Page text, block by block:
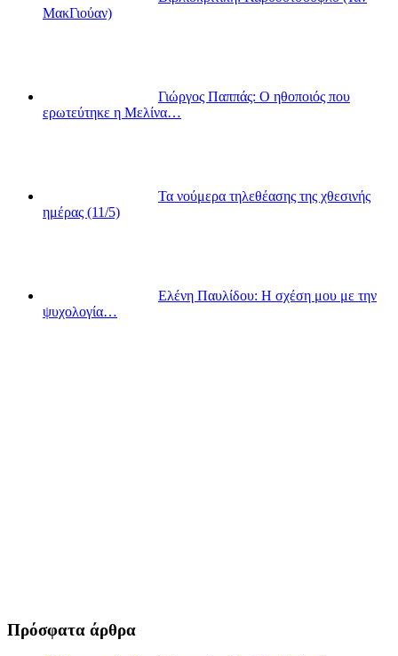
ΜακΓιούαν)
Γιώργος Παππάς: Ο ηθοποιός που
ερωτεύτηκε η Μελίνα…
Τα νούμερα τηλεθέασης της χθεσινής
ημέρας (11/5)
Ελένη Παυλίδου: Η σχέση μου με την
ψυχολογία…
Πρόσφατα άρθρα